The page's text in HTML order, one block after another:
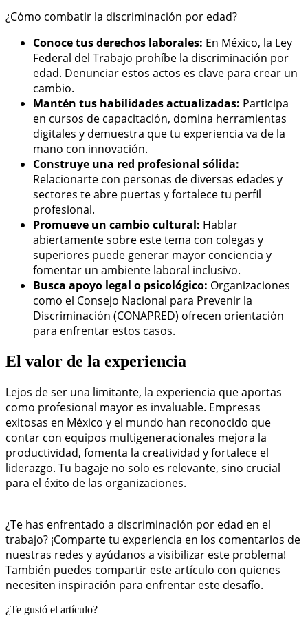
¿Cómo combatir la discriminación por edad?
Conoce tus derechos laborales: En México, la Ley
Federal del Trabajo prohíbe la discriminación por
edad. Denunciar estos actos es clave para crear un
cambio.
Mantén tus habilidades actualizadas: Participa
en cursos de capacitación, domina herramientas
digitales y demuestra que tu experiencia va de la
mano con innovación.
Construye una red profesional sólida:
Relacionarte con personas de diversas edades y
sectores te abre puertas y fortalece tu perfil
profesional.
Promueve un cambio cultural: Hablar
abiertamente sobre este tema con colegas y
superiores puede generar mayor conciencia y
fomentar un ambiente laboral inclusivo.
Busca apoyo legal o psicológico: Organizaciones
como el Consejo Nacional para Prevenir la
Discriminación (CONAPRED) ofrecen orientación
para enfrentar estos casos.
El valor de la experiencia
Lejos de ser una limitante, la experiencia que aportas
como profesional mayor es invaluable. Empresas
exitosas en México y el mundo han reconocido que
contar con equipos multigeneracionales mejora la
productividad, fomenta la creatividad y fortalece el
liderazgo. Tu bagaje no solo es relevante, sino crucial
para el éxito de las organizaciones.
¿Te has enfrentado a discriminación por edad en el
trabajo? ¡Comparte tu experiencia en los comentarios de
nuestras redes y ayúdanos a visibilizar este problema!
También puedes compartir este artículo con quienes
necesiten inspiración para enfrentar este desafío.
¿Te gustó el artículo?